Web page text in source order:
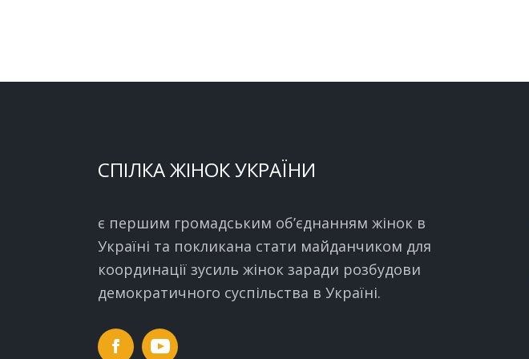
СПІЛКА ЖІНОК УКРАЇНИ
є першим громадським об’єднанням жінок в
Україні та покликана стати майданчиком для
координації зусиль жінок заради розбудови
демократичного суспільства в Україні.